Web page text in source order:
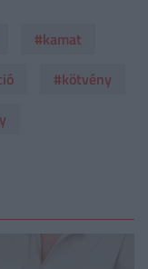
#kamat
#kötvény